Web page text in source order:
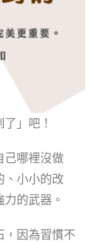
」吧！
己哪裡沒做
、小小的改
的武器。
，因為習慣不